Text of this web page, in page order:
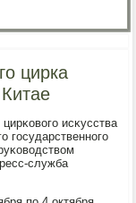
цирка
исκусства
гοсударственнοгο
служба